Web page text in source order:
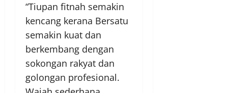
“Tiupan fitnah semakin
kencang kerana Bersatu
semakin kuat dan
berkembang dengan
sokongan rakyat dan
golongan profesional.